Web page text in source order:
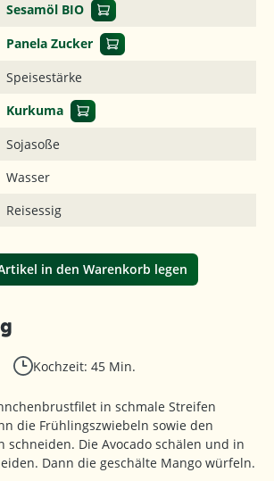
Sesamöl BIO
Panela Zucker
Speisestärke
Kurkuma
Sojasoße
Wasser
Reisessig
in den Warenkorb legen
Kochzeit: 45 Min.
in schmale Streifen
die Frühlingszwiebeln sowie den
schneiden. Die Avocado schälen und in
Dann die geschälte Mango würfeln.